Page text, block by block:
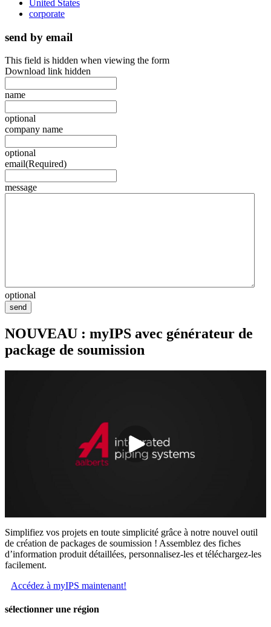
United States
corporate
send by email
This field is hidden when viewing the form
Download link hidden
name
optional
company name
optional
email(Required)
message
optional
send
NOUVEAU : myIPS avec générateur de
package de soumission
Simplifiez vos projets en toute simplicité grâce à notre nouvel outil
de création de packages de soumission ! Assemblez des fiches
d’information produit détaillées, personnalisez-les et téléchargez-les
facilement.
Accédez à myIPS maintenant!
sélectionner une région